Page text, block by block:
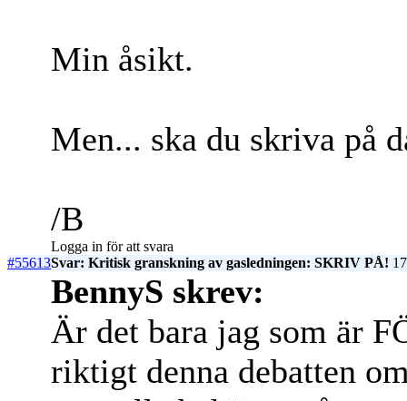
Min åsikt.
Men... ska du skriva på
/B
Logga in för att svara
#55613Svar: Kritisk granskning av gasledningen: SKRIV PÅ!
BennyS skrev:
Är det bara jag som är
riktigt denna debatten